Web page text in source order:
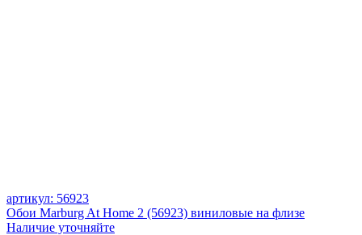
артикул: 56923
Обои Marburg At Home 2 (56923) виниловые на флизе
Наличие уточняйте